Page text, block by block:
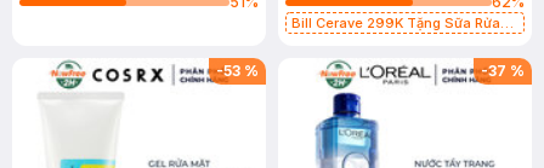
Bill Cerave 299K Tặng Sữa Rửa
-53 % -37 %